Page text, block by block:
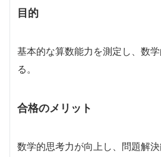
目的
基本的な算数能力を測定し、数
る。
合格のメリット
数学的思考力が向上し、問題解